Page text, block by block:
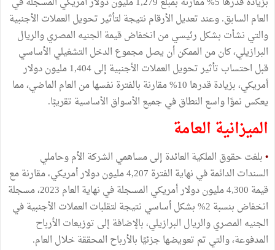
العام السابق. وعند تعديل الأرقام نتيجة لتأثير تحويل العملات الأجنبية
والتي نشأت بشكل رئيسي من انخفاض قيمة الجنيه المصري والريال
البرازيلي، كان من الممكن أن يصل مجموع الدخل التشغيلي الأساسي
قبل احتساب تأثير تحويل العملات الأجنبية إلى 1,404 مليون دولار
أمريكي، بزيادة قدرها 10% مقارنة بالفترة نفسها من العام الماضي، مما
يعكس نموًا واسع النطاق في جميع الأسواق الأساسية تقريبًا.
الميزانية العامة
•بلغت حقوق الملكية العائدة إلى مساهمي الشركة الأم وحاملي
السندات الدائمة في نهاية الفترة 4,207 مليون دولار أمريكي، مقارنة مع
قيمة 4,300 مليون دولار أمريكي المسجلة في نهاية العام 2023، مسجلة
انخفاض بنسبة 2% بشكل أساسي نتيجة لتقلبات العملات الأجنبية في
الجنيه المصري والريال البرازيلي، بالإضافة إلى توزيعات الأرباح
المدفوعة، والتي تم تعويضها جزئيًا بالأرباح المحققة خلال العام.